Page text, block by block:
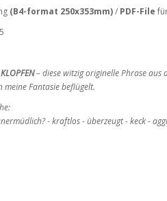
(B4-format 250x353mm)/ PDF-File
– diese witzig originelle Phrase aus
meineFantasie beflügelt.
- kraftlos - überzeugt - keck -